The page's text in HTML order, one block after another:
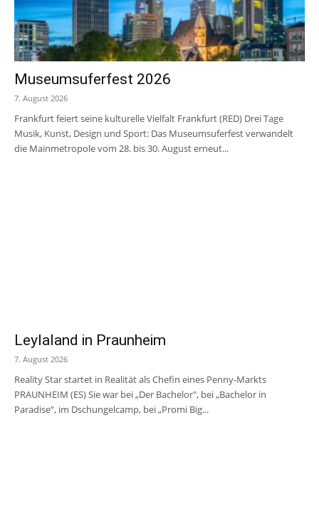
Museumsuferfest 2026
7. August 2026
Frankfurt feiert seine kulturelle Vielfalt Frankfurt (RED) Drei Tage
Musik, Kunst, Design und Sport: Das Museumsuferfest verwandelt
die Mainmetropole vom 28. bis 30. August erneut...
Leylaland in Praunheim
7. August 2026
Reality Star startet in Realität als Chefin eines Penny-Markts
PRAUNHEIM (ES) Sie war bei „Der Bachelor", bei „Bachelor in
Paradise“, im Dschungelcamp, bei „Promi Big...